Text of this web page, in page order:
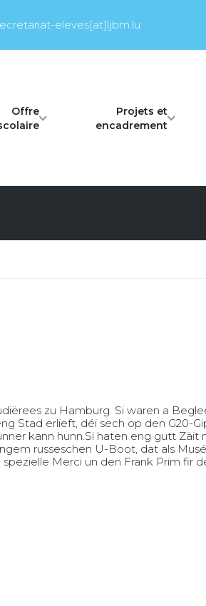
eleves[at]ljbm.lu
Offre
Projets et
encadrement
zu Hamburg. Si waren a
Stad erlieft, déi sech op den G20-
kann hunn.Si haten eng gutt Zäit
russeschen U-Boot, dat als
spezielle Merci un den Fränk Prim fir